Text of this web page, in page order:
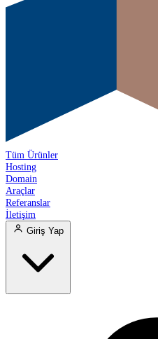
Tüm Ürünler
Hosting
Domain
Araçlar
Referanslar
İletişim
Giriş Yap